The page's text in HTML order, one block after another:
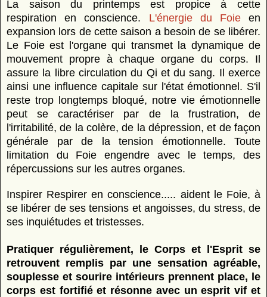
La saison du printemps est propice à cette
respiration en conscience. L'énergie du Foieen
expansion lors de cette saison a besoin de se libérer.
Le Foie est l'organe qui transmet la dynamique de
mouvement propre à chaque organe du corps. Il
assure la libre circulation du Qi et du sang. Il exerce
ainsi une influence capitale sur l'état émotionnel. S'il
reste trop longtemps bloqué, notre vie émotionnelle
peut se caractériser par de la frustration, de
l'irritabilité, de la colère, de la dépression, et de façon
générale par de la tension émotionnelle. Toute
limitation du Foie engendre avec le temps, des
répercussions sur les autres organes.
Inspirer Respirer en conscience..... aident le Foie, à
se libérer de ses tensions et angoisses, du stress, de
ses inquiétudes et tristesses.
Pratiquer régulièrement, le Corps et l'Esprit se
retrouvent remplis par une sensation agréable,
souplesse et sourire intérieurs prennent place, le
corps est fortifié et résonne avec un esprit vif et